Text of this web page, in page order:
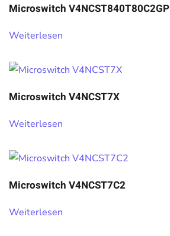
Microswitch V4NCST840T80C2GP
Weiterlesen
Microswitch V4NCST7X
Weiterlesen
Microswitch V4NCST7C2
Weiterlesen